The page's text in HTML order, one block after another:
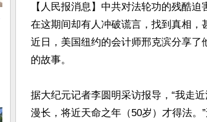
【人民报消息】中共对法轮功的残酷迫
在这期间却有人冲破谎言，找到真相，
近日，美国纽约的会计师邢克滨分享了
的故事。
据大纪元记者李圆明采访报导，“我走
漫长，将近天命之年（50岁）才得法。